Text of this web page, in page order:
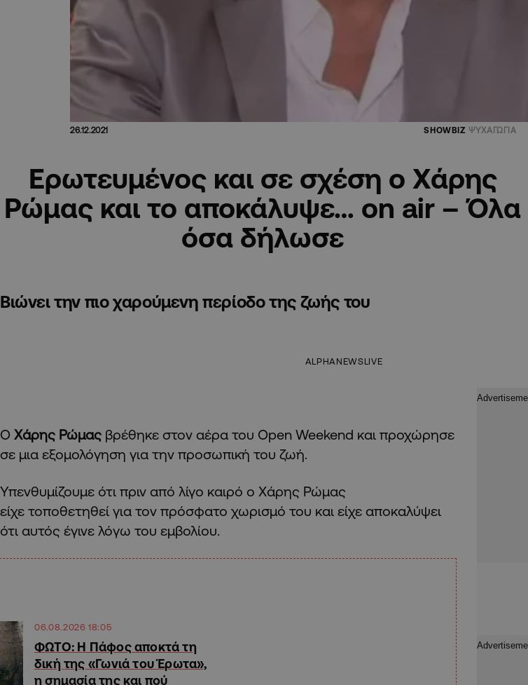
26.12.2021 SHOWBIZ ΨΥΧΑΓΩΓΙΑ
Ερωτευμένος και σε σχέση ο Χάρης
Ρώμας και το αποκάλυψε… on air – Όλα
όσα δήλωσε
Βιώνει την πιο χαρούμενη περίοδο της ζωής του
ALPHANEWSLIVE
Ο Χάρης Ρώμας βρέθηκε στον αέρα του Open Weekend και προχώρησε
σε μια εξομολόγηση για την προσωπική του ζωή.
Υπενθυμίζουμε ότι πριν από λίγο καιρό ο Χάρης Ρώμας
είχε τοποθετηθεί για τον πρόσφατο χωρισμό του και είχε αποκαλύψει
ότι αυτός έγινε λόγω του εμβολίου.
06.08.2026 18:05
ΦΩΤΟ: Η Πάφος αποκτά τη
δική της «Γωνιά του Έρωτα»,
η σημασία της και πού